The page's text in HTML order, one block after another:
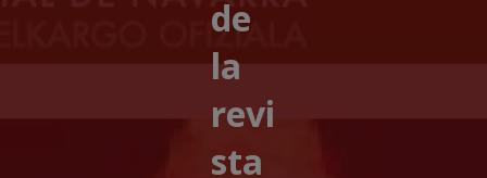
de
la
revi
sta